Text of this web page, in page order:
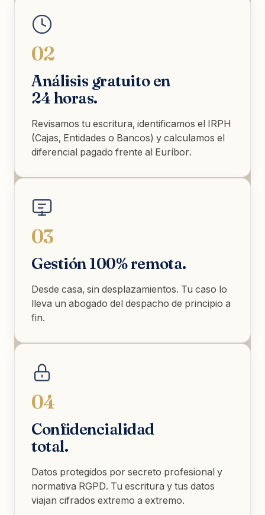
02
Análisis gratuito en
24 horas.
Revisamos tu escritura, identificamos el IRPH
(Cajas, Entidades o Bancos) y calculamos el
diferencial pagado frente al Euríbor.
03
Gestión 100% remota.
Desde casa, sin desplazamientos. Tu caso lo
lleva un abogado del despacho de principio a
fin.
04
Confidencialidad
total.
Datos protegidos por secreto profesional y
normativa RGPD. Tu escritura y tus datos
viajan cifrados extremo a extremo.